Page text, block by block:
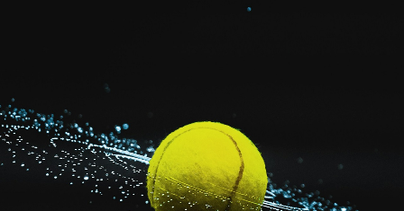
#Grip
商品カテゴリ